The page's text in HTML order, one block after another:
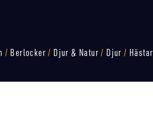
/ Berlocker / Djur & Natur / Djur / Hästar